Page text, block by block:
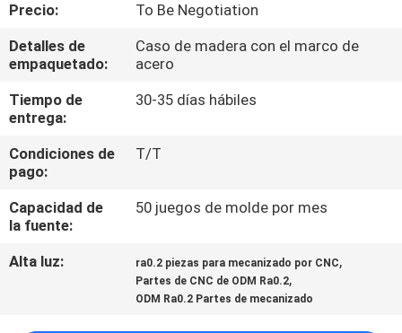
DE
CALIDAD
ÉNTRENOS
EN
CONTACTO
CON
NOTICIAS
Precio:
To Be Negotiation
Detalles de
empaquetado:
Caso de madera con el marco de
acero
Tiempo de
entrega:
30-35 días hábiles
Condiciones de
pago:
T/T
Capacidad de
la fuente:
50 juegos de molde por mes
Alta luz: ra0.2 piezas para mecanizado por CNC,
Partes de CNC de ODM Ra0.2,
ODM Ra0.2 Partes de mecanizado